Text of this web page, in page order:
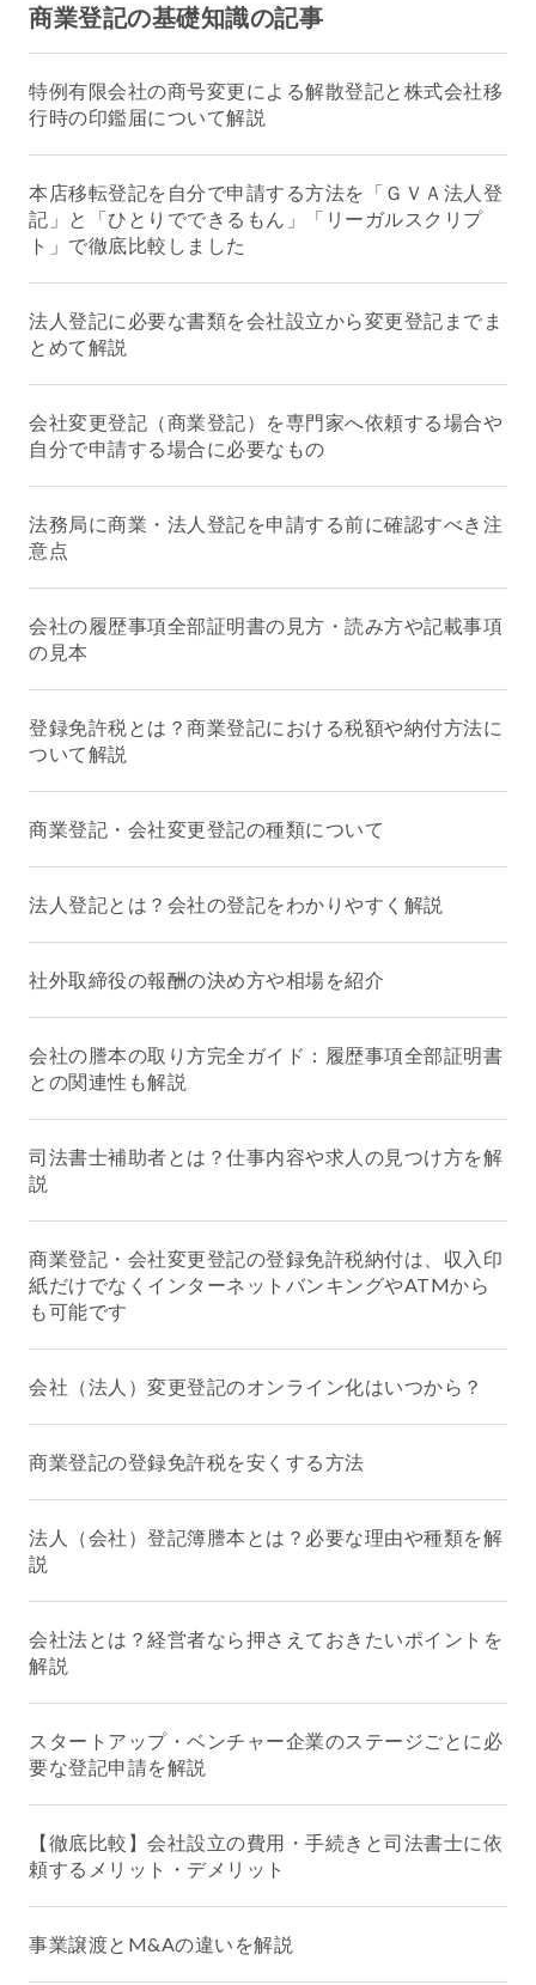
商業登記の基礎知識の記事
特例有限会社の商号変更による解散登記と株式会社移
行時の印鑑届について解説
本店移転登記を自分で申請する方法を「ＧＶＡ法人登
記」と「ひとりでできるもん」「リーガルスクリプ
ト」で徹底比較しました
法人登記に必要な書類を会社設立から変更登記までま
とめて解説
会社変更登記（商業登記）を専門家へ依頼する場合や
自分で申請する場合に必要なもの
法務局に商業・法人登記を申請する前に確認すべき注
意点
会社の履歴事項全部証明書の見方・読み方や記載事項
の見本
登録免許税とは？商業登記における税額や納付方法に
ついて解説
商業登記・会社変更登記の種類について
法人登記とは？会社の登記をわかりやすく解説
社外取締役の報酬の決め方や相場を紹介
会社の謄本の取り方完全ガイド：履歴事項全部証明書
との関連性も解説
司法書士補助者とは？仕事内容や求人の見つけ方を解
説
商業登記・会社変更登記の登録免許税納付は、収入印
紙だけでなくインターネットバンキングやATMから
も可能です
会社（法人）変更登記のオンライン化はいつから？
商業登記の登録免許税を安くする方法
法人（会社）登記簿謄本とは？必要な理由や種類を解
説
会社法とは？経営者なら押さえておきたいポイントを
解説
スタートアップ・ベンチャー企業のステージごとに必
要な登記申請を解説
【徹底比較】会社設立の費用・手続きと司法書士に依
頼するメリット・デメリット
事業譲渡とM&Aの違いを解説